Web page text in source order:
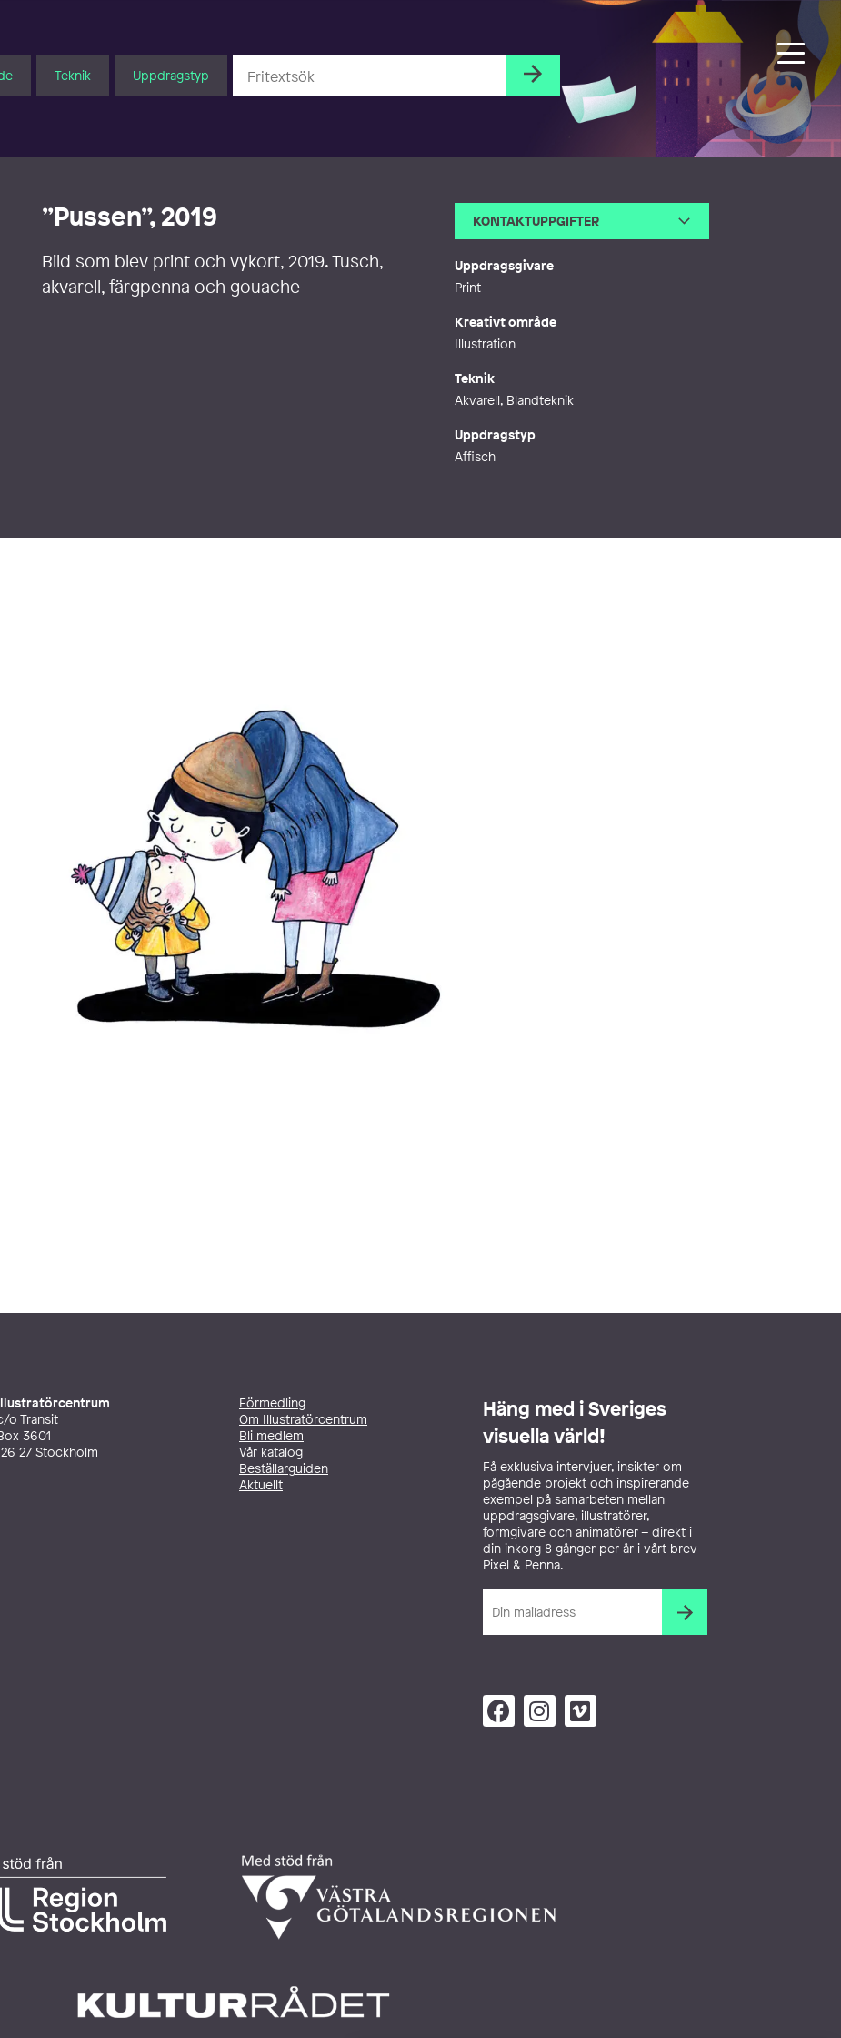
Teknik Uppdragstyp
”Pussen”, 2019
Bild som blev print och vykort, 2019. Tusch,
akvarell, färgpenna och gouache
KONTAKTUPPGIFTER
Uppdragsgivare
Print
Kreativt område
Illustration
Teknik
Akvarell, Blandteknik
Uppdragstyp
Affisch
o Transit
3601
27 Stockholm
Förmedling
Om Illustratörcentrum
Bli medlem
Vår katalog
Beställarguiden
Aktuellt
Häng med i Sveriges
visuella värld!
Få exklusiva intervjuer, insikter om
pågående projekt och inspirerande
exempel på samarbeten mellan
uppdragsgivare, illustratörer,
formgivare och animatörer – direkt i
din inkorg 8 gånger per år i vårt brev
Pixel & Penna.